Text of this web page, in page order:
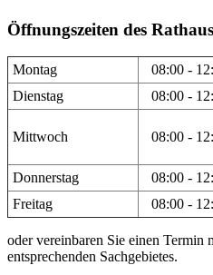
Öffnungszeiten des
Montag 08:00 -
Dienstag
08:00 -
Mittwoch 08:00 -
Donnerstag 08:00 -
Freitag
08:00 -
oder vereinbaren Sie einen Termin
entsprechenden Sachgebietes.